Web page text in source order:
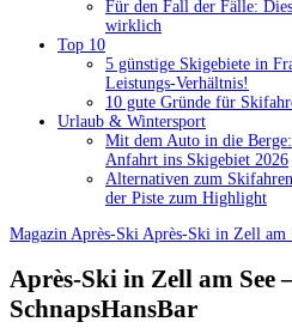
Für den Fall der Fälle:
wirklich
Top 10
5 günstige Skigebiete in
Leistungs-Verhältnis!
10 gute Gründe für
Urlaub & Wintersport
Mit dem Auto in die
Anfahrt ins Skigebiet 2026
Alternativen zum
der Piste zum Highlight
Magazin Après-Ski Après-Ski in Zell am
Après-Ski in Zell am See
SchnapsHansBar